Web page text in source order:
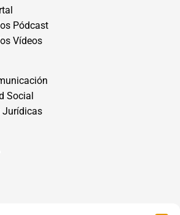
Pódcast
Vídeos
Social
Jurídicas